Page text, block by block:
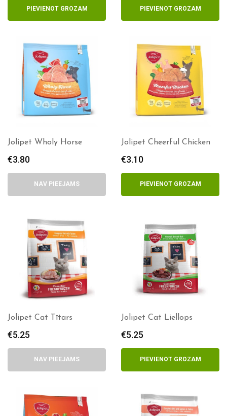
PIEVIENOT GROZAM PIEVIENOT GROZAM
Jolipet Wholy Horse
€3.80
NAV PIEEJAMS
Jolipet Cheerful Chicken
€3.10
PIEVIENOT GROZAM
Jolipet Cat Tītars
€5.25
NAV PIEEJAMS
Jolipet Cat Liellops
€5.25
PIEVIENOT GROZAM